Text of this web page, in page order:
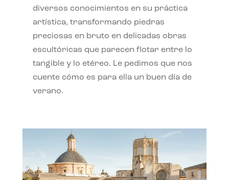
diversos conocimientos en su práctica
artística, transformando piedras
preciosas en bruto en delicadas obras
escultóricas que parecen flotar entre lo
tangible y lo etéreo. Le pedimos que nos
cuente cómo es para ella un buen día de
verano.